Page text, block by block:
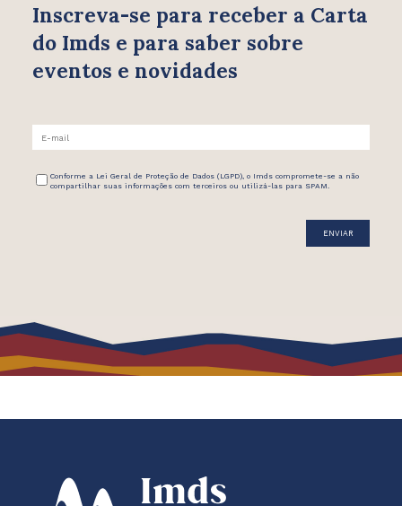
Inscreva-se para receber a Carta
do Imds e para saber sobre
eventos e novidades
Conforme a Lei Geral de Proteção de Dados (LGPD), o Imds compromete-se a não
compartilhar suas informações com terceiros ou utilizá-las para SPAM.